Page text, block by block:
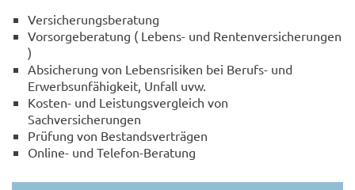
Versicherungsberatung
Vorsorgeberatung ( Lebens- und Rentenversicherungen
)
Absicherung von Lebensrisiken bei Berufs- und
Erwerbsunfähigkeit, Unfall uvw.
Kosten- und Leistungsvergleich von
Sachversicherungen
Prüfung von Bestandsverträgen
Online- und Telefon-Beratung